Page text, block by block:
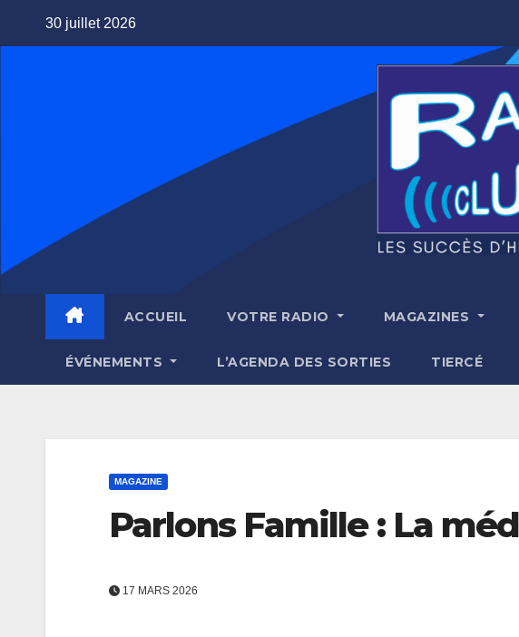
30 juillet 2026
ACCUEIL VOTRE RADIO MAGAZINES
ÉVÉNEMENTS L’AGENDA DES SORTIES TIERCÉ
MAGAZINE
Parlons Famille : La
17 MARS 2026